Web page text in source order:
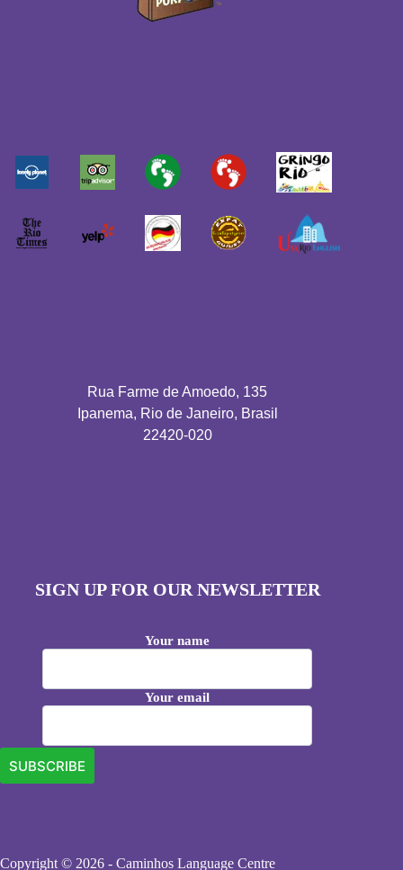
Rua Farme de Amoedo, 135
Ipanema, Rio de Janeiro, Brasil
22420-020
SIGN UP FOR OUR NEWSLETTER
Your name
Your email
Copyright © 2026 - Caminhos Language Centre